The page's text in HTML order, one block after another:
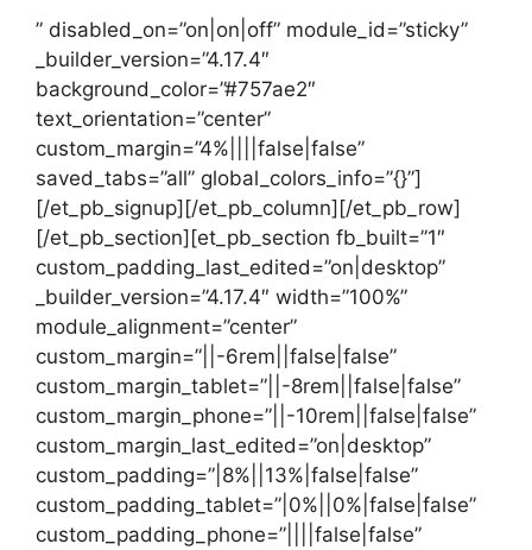
” disabled_on=”on|on|off” module_id=”sticky”
_builder_version=”4.17.4″
background_color=”#757ae2″
text_orientation=”center”
custom_margin=”4%||||false|false”
saved_tabs=”all” global_colors_info=”{}”]
[/et_pb_signup][/et_pb_column][/et_pb_row]
[/et_pb_section][et_pb_section fb_built=”1″
custom_padding_last_edited=”on|desktop”
_builder_version=”4.17.4″ width=”100%”
module_alignment=”center”
custom_margin=”||-6rem||false|false”
custom_margin_tablet=”||-8rem||false|false”
custom_margin_phone=”||-10rem||false|false”
custom_margin_last_edited=”on|desktop”
custom_padding=”|8%||13%|false|false”
custom_padding_tablet=”|0%||0%|false|false”
custom_padding_phone=”||||false|false”